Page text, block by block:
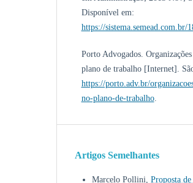
Disponível em:
https://sistema.semead.com.br/
Porto Advogados.
plano de trabalho [Internet].
https://porto.adv.br/
no-plano-de-trabalho.
Artigos Semelhantes
Marcelo Pollini, Proposta